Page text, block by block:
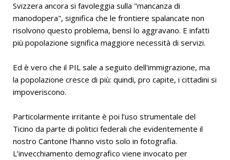
Svizzera ancora si favoleggia sulla "mancanza di
manodopera", significa che le frontiere spalancate non
risolvono questo problema, bensì lo aggravano. E infatti
più popolazione significa maggiore necessità di servizi.
Ed è vero che il PIL sale a seguito dell'immigrazione, ma
la popolazione cresce di più: quindi, pro capite, i cittadini si
impoveriscono.
Particolarmente irritante è poi l’uso strumentale del
Ticino da parte di politici federali che evidentemente il
nostro Cantone l'hanno visto solo in fotografia.
L’invecchiamento demografico viene invocato per